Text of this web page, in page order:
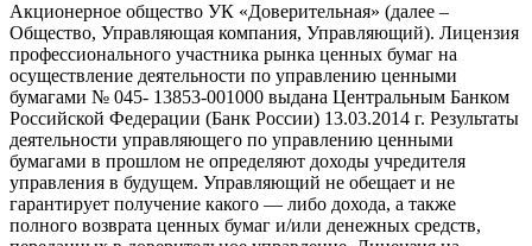
Акционерное общество УК «Доверительная» (далее –
Общество, Управляющая компания, Управляющий). Лицензия
профессионального участника рынка ценных бумаг на
осуществление деятельности по управлению ценными
бумагами № 045- 13853-001000 выдана Центральным Банком
Российской Федерации (Банк России) 13.03.2014 г. Результаты
деятельности управляющего по управлению ценными
бумагами в прошлом не определяют доходы учредителя
управления в будущем. Управляющий не обещает и не
гарантирует получение какого — либо дохода, а также
полного возврата ценных бумаг и/или денежных средств,